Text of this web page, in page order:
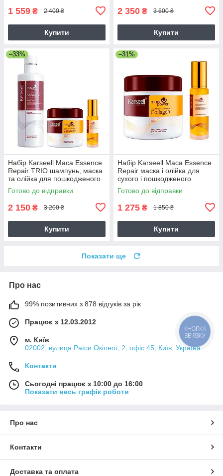
1 559 ₴ 2 400 ₴
Купити
2 350 ₴ 3 600 ₴
Купити
–33%
Набір Karseell Мaca Essence
Repair TRIO шампунь, маска
та олійка для пошкодженого
волосся, 500/500/50 мл
Готово до відправки
2 150 ₴ 3 200 ₴
Купити
–31%
Набір Karseell Мaca Essence
Repair маска і олійка для
сухого і пошкодженого
волосся, 500/50 мл
Готово до відправки
1 275 ₴ 1 850 ₴
Купити
Показати ще
Про нас
99% позитивних з 878 відгуків за рік
Працює з 12.03.2012
м. Київ
02002, вулиця Раїси Окіпної, 2, офіс 45, Київ, Україна
Контакти
Сьогодні працює з 10:00 до 16:00
Показати весь графік роботи
Про нас
Контакти
Доставка та оплата
КНОПКА
ЗВ'ЯЗКУ